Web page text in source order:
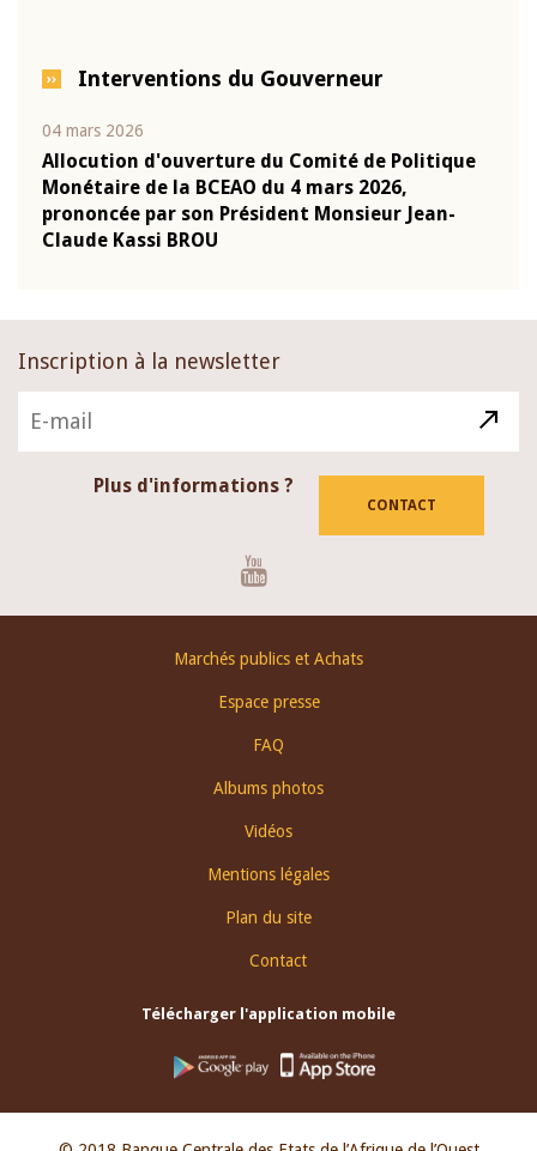
Interventions du Gouverneur
04 mars 2026
Allocution d'ouverture du Comité de Politique
Monétaire de la BCEAO du 4 mars 2026,
prononcée par son Président Monsieur Jean-
Claude Kassi BROU
Inscription à la newsletter
Plus d'informations ?
CONTACT
Marchés publics et Achats
Espace presse
FAQ
Albums photos
Vidéos
Mentions légales
Plan du site
Contact
Télécharger l'application mobile